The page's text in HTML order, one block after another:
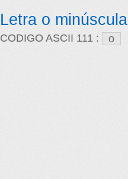
Letra o minúscula
CODIGO ASCII 111 :